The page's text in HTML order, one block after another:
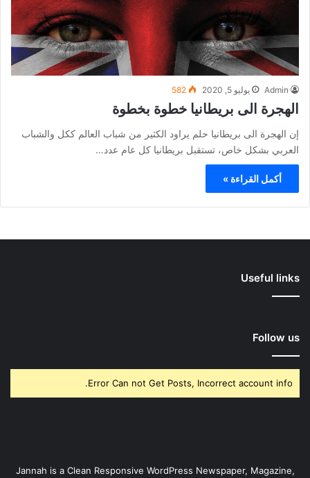
Admin يوليو 5, 2020 582
الهجرة الى بريطانيا خطوة بخطوة
إن الهجرة الى بريطانيا حلم يراود الكثير من شباب العالم ككل والشباب
العربي بشكل خاص، تستقبل بريطانيا كل عام عدد…
أكمل القراءة »
Useful links
Follow us
Error Can not Get Posts, Incorrect account info.
Jannah is a Clean Responsive WordPress Newspaper, Magazine,